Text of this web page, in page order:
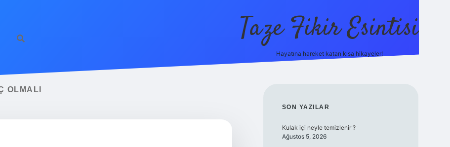
Taze Fikir Esintisi
Hayatına hareket katan kısa hikayeler!
OLMALI
SIDEBAR
SON YAZILAR
Kulak içi neyle temizlenir ?
Ağustos 5, 2026